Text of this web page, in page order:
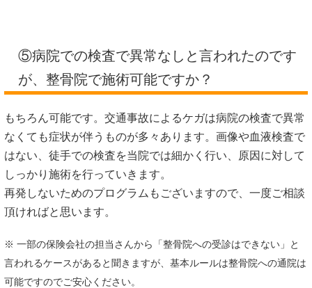
⑤病院での検査で異常なしと言われたのです
が、整骨院で施術可能ですか？
もちろん可能です。交通事故によるケガは病院の検査で異常
なくても症状が伴うものが多々あります。画像や血液検査で
はない、徒手での検査を当院では細かく行い、原因に対して
しっかり施術を行っていきます。
再発しないためのプログラムもございますので、一度ご相談
頂ければと思います。
※ 一部の保険会社の担当さんから「整骨院への受診はできない」と
言われるケースがあると聞きますが、基本ルールは整骨院への通院は
可能ですのでご安心ください。